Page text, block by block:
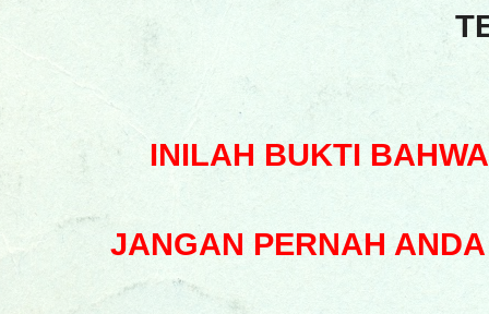
INILAH BUKTI
JANGAN PERNAH